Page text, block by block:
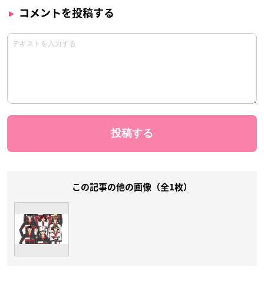
コメントを投稿する
この記事の他の画像（全1枚）